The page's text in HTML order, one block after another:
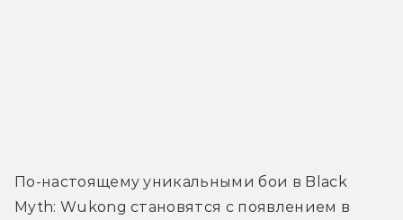
По-настоящему уникальными бои в Black
Myth: Wukong становятся с появлением в